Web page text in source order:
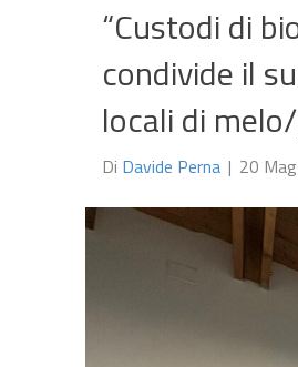
“Custodi di
condivide il
locali di
Di Davide Perna | 20